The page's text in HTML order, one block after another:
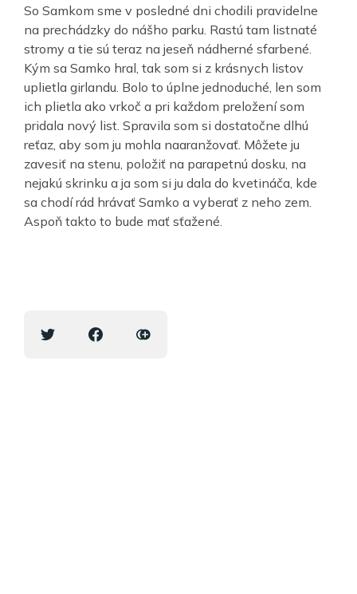
So Samkom sme v posledné dni chodili pravidelne
na prechádzky do nášho parku. Rastú tam listnaté
stromy a tie sú teraz na jeseň nádherné sfarbené.
Kým sa Samko hral, tak som si z krásnych listov
uplietla girlandu. Bolo to úplne jednoduché, len som
ich plietla ako vrkoč a pri každom preložení som
pridala nový list. Spravila som si dostatočne dlhú
reťaz, aby som ju mohla naaranžovať. Môžete ju
zavesiť na stenu, položiť na parapetnú dosku, na
nejakú skrinku a ja som si ju dala do kvetináča, kde
sa chodí rád hrávať Samko a vyberať z neho zem.
Aspoň takto to bude mať sťažené.